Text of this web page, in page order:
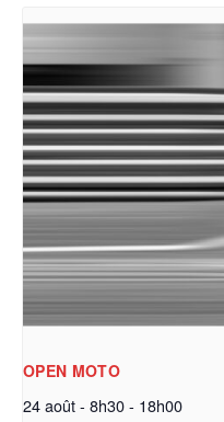
OPEN MOTO
24 août - 8h30- 18h00